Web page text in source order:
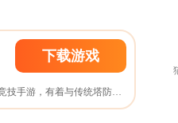
下载游戏
《球球英雄》手游将于2020年6月3日开启封测！这是一款休闲竞技手游，有着与传统塔防类游戏不一样的游戏玩法。